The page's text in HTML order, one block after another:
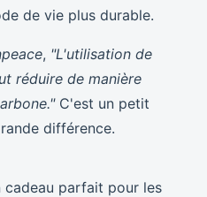
de vie plus durable.
, "L'utilisation de
réduire de manière
C'est un petit
différence.
cadeau parfait pour les